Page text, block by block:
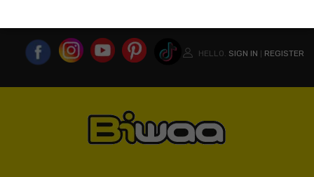
HELLO. SIGN IN REGISTER